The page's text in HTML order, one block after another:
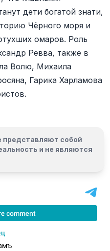
дети богатой знати,
Чёрного моря и
омаров. Роль
Ревва, также в
Волю, Михаила
Гарика Харламова
представляют собой
и не являются